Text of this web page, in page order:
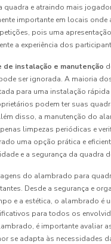
quadra e atraindo mais
importante em locais onde
pois uma
a experiência dos
de instalação e manutenção
ser ignorada. A maioria
para uma instalação
podem ter suas
disso, a manutenção do
limpezas periódicas e
uma opção prática e
e a segurança da quadra
do alambrado para
Desde a segurança e
e a estética, o alambrado é
para todos os
é importante avaliar
se adapta às necessidades